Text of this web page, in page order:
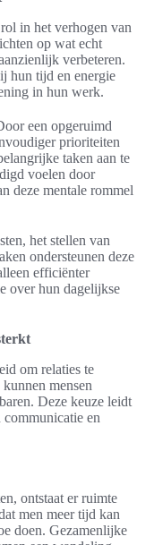
in het verhogen van
op wat echt
verbeteren.
hun tijd en energie
in hun werk.
een opgeruimd
prioriteiten
taken aan te
voelen door
deze mentale rommel
het stellen van
ondersteunen deze
efficiënter
over hun dagelijkse
om relaties te
mensen
Deze keuze leidt
en
ontstaat er ruimte
men meer tijd kan
doen. Gezamenlijke